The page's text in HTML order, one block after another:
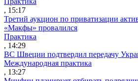
, 15:17
Третий аукцион по приватизации
«Макфы» провалился
Практика
, 14:29
ВС Швеции подтвердил передачу
Международная практика
, 13:27